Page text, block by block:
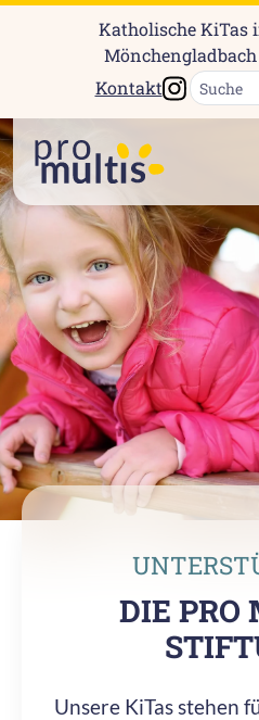
Katholische KiTas
Kontakt
DIE PRO
Unsere KiTas stehen